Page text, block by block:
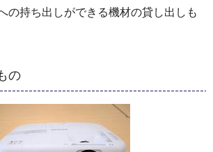
の持ち出しができる機材の貸し出しも
の